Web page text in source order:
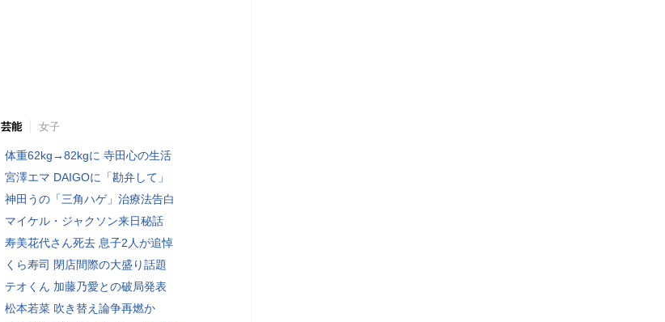
芸能 女子
体重62kg→82kgに 寺田心の生活
宮澤エマ DAIGOに「勘弁して」
神田うの「三角ハゲ」治療法告白
マイケル・ジャクソン来日秘話
寿美花代さん死去 息子2人が追悼
くら寿司 閉店間際の大盛り話題
テオくん 加藤乃愛との破局発表
松本若菜 吹き替え論争再燃か